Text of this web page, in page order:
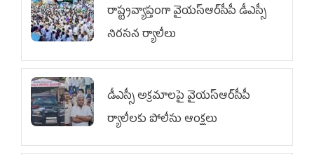
రాష్ట్రవ్యాప్తంగా వైయ‌స్ఆర్‌సీపీ డీఎస్సీ
నిరసన ర్యాలీలు
డీఎస్సీ అక్రమాలపై వైయ‌స్ఆర్‌సీపీ
ర్యాలీలకు పోలీసు ఆంక్షలు